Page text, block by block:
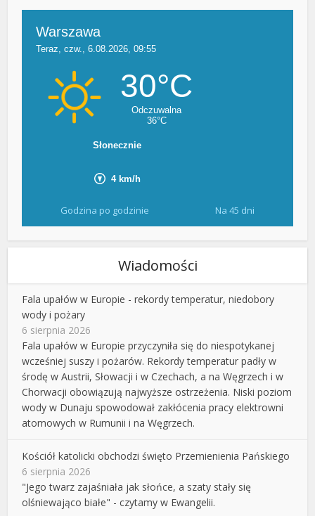
Godzina po godzinie Na 45 dni
Wiadomości
Fala upałów w Europie - rekordy temperatur, niedobory
wody i pożary
6 sierpnia 2026
Fala upałów w Europie przyczyniła się do niespotykanej
wcześniej suszy i pożarów. Rekordy temperatur padły w
środę w Austrii, Słowacji i w Czechach, a na Węgrzech i w
Chorwacji obowiązują najwyższe ostrzeżenia. Niski poziom
wody w Dunaju spowodował zakłócenia pracy elektrowni
atomowych w Rumunii i na Węgrzech.
Kościół katolicki obchodzi święto Przemienienia Pańskiego
6 sierpnia 2026
"Jego twarz zajaśniała jak słońce, a szaty stały się
olśniewająco białe" - czytamy w Ewangelii.